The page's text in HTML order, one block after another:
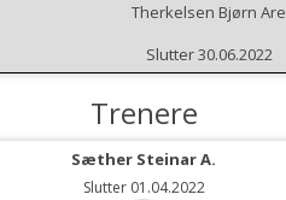
Therkelsen Bjørn Are
Slutter 30.06.2022
Trenere
Sæther Steinar A.
Slutter 01.04.2022